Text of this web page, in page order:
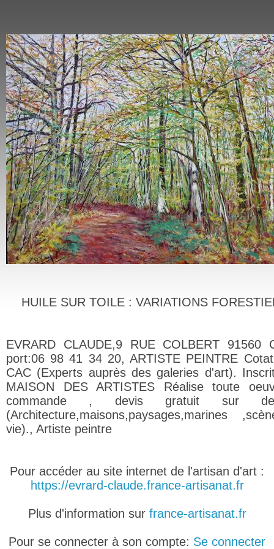
HUILE SUR TOILE : VARIATIONS
EVRARD CLAUDE,9 RUE COLBERT 91560
port:06 98 41 34 20, ARTISTE PEINTRE
CAC (Experts auprès des galeries d'art).
MAISON DES ARTISTES Réalise toute
commande , devis gratuit sur
(Architecture,maisons,paysages,marines
vie)., Artiste peintre
Pour accéder au site internet de l'artisan d'art :
https://evrard-claude.france-artisanat.fr
Plus d'information sur france-artisanat.fr
Pour se connecter à son compte: Se connecter